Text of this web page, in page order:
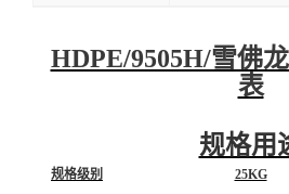
HDPE/9505H/雪佛
表
规格用
规格级别
25KG